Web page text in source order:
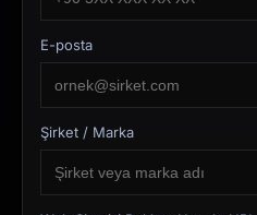
E-posta
Şirket / Marka